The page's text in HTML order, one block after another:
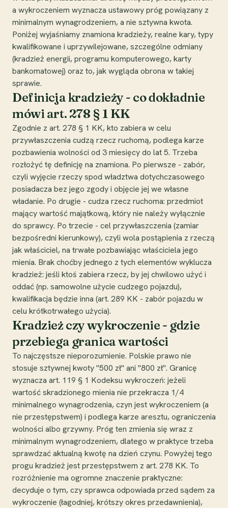
a wykroczeniem wyznacza ustawowy próg powiązany z
minimalnym wynagrodzeniem, a nie sztywna kwota.
Poniżej wyjaśniamy znamiona kradzieży, realne kary, typy
kwalifikowane i uprzywilejowane, szczególne odmiany
(kradzież energii, programu komputerowego, karty
bankomatowej) oraz to, jak wygląda obrona w takiej
sprawie.
Definicja kradzieży - co dokładnie
mówi art. 278 § 1 KK
Zgodnie z art. 278 § 1 KK, kto zabiera w celu
przywłaszczenia cudzą rzecz ruchomą, podlega karze
pozbawienia wolności od 3 miesięcy do lat 5. Trzeba
rozłożyć tę definicję na znamiona. Po pierwsze - zabór,
czyli wyjęcie rzeczy spod władztwa dotychczasowego
posiadacza bez jego zgody i objęcie jej we własne
władanie. Po drugie - cudza rzecz ruchoma: przedmiot
mający wartość majątkową, który nie należy wyłącznie
do sprawcy. Po trzecie - cel przywłaszczenia (zamiar
bezpośredni kierunkowy), czyli wola postąpienia z rzeczą
jak właściciel, na trwałe pozbawiając właściciela jego
mienia. Brak choćby jednego z tych elementów wyklucza
kradzież: jeśli ktoś zabiera rzecz, by jej chwilowo użyć i
oddać (np. samowolne użycie cudzego pojazdu),
kwalifikacja będzie inna (art. 289 KK - zabór pojazdu w
celu krótkotrwałego użycia).
Kradzież czy wykroczenie - gdzie
przebiega granica wartości
To najczęstsze nieporozumienie. Polskie prawo nie
stosuje sztywnej kwoty "500 zł" ani "800 zł". Granicę
wyznacza art. 119 § 1 Kodeksu wykroczeń: jeżeli
wartość skradzionego mienia nie przekracza 1/4
minimalnego wynagrodzenia, czyn jest wykroczeniem (a
nie przestępstwem) i podlega karze aresztu, ograniczenia
wolności albo grzywny. Próg ten zmienia się wraz z
minimalnym wynagrodzeniem, dlatego w praktyce trzeba
sprawdzać aktualną kwotę na dzień czynu. Powyżej tego
progu kradzież jest przestępstwem z art. 278 KK. To
rozróżnienie ma ogromne znaczenie praktyczne:
decyduje o tym, czy sprawca odpowiada przed sądem za
wykroczenie (łagodniej, krótszy okres przedawnienia),